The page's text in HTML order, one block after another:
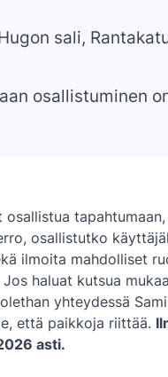
sali,
osallistuminen
osallistua
osallistutko
ilmoita mahdolliset
haluat kutsua
yhteydessä
että paikkoja riittää.
asti.